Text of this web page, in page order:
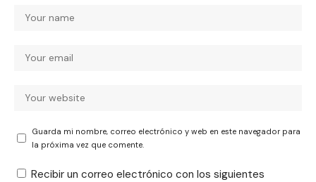
Guarda mi nombre, correo electrónico y web en este navegador para
la próxima vez que comente.
Recibir un correo electrónico con los siguientes